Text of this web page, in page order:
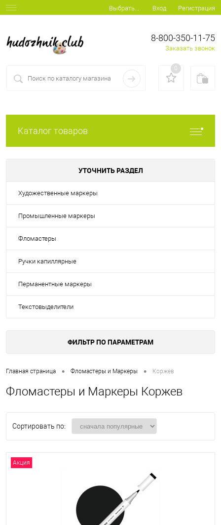
Выбрать... Вход Регистрация
8-800-350-11-75
Заказать звонок
0
Каталог товаров
УТОЧНИТЬ РАЗДЕЛ
Художественные маркеры
Промышленные маркеры
Фломастеры
Ручки капиллярные
Перманентные маркеры
Текстовыделители
ФИЛЬТР ПО ПАРАМЕТРАМ
Главная страница • Фломастеры и Маркеры • Коржев
Фломастеры и Маркеры Коржев
Сортировать по:
Акция